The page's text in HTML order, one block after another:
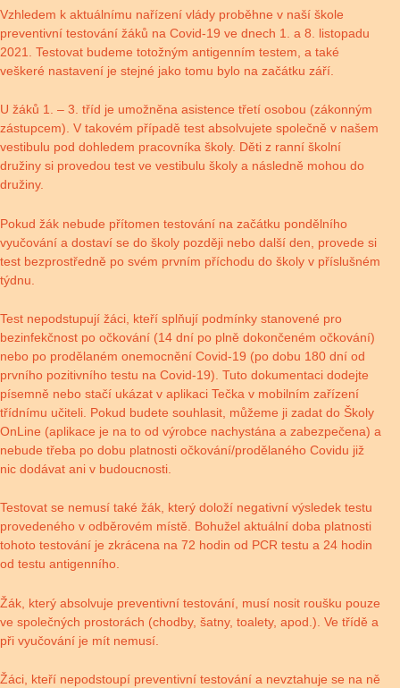
Vzhledem k aktuálnímu nařízení vlády proběhne v naší škole
preventivní testování žáků na Covid-19 ve dnech 1. a 8. listopadu
2021. Testovat budeme totožným antigenním testem, a také
veškeré nastavení je stejné jako tomu bylo na začátku září.
U žáků 1. – 3. tříd je umožněna asistence třetí osobou (zákonným
zástupcem). V takovém případě test absolvujete společně v našem
vestibulu pod dohledem pracovníka školy. Děti z ranní školní
družiny si provedou test ve vestibulu školy a následně mohou do
družiny.
Pokud žák nebude přítomen testování na začátku pondělního
vyučování a dostaví se do školy později nebo další den, provede si
test bezprostředně po svém prvním příchodu do školy v příslušném
týdnu.
Test nepodstupují žáci, kteří splňují podmínky stanovené pro
bezinfekčnost po očkování (14 dní po plně dokončeném očkování)
nebo po prodělaném onemocnění Covid-19 (po dobu 180 dní od
prvního pozitivního testu na Covid-19). Tuto dokumentaci dodejte
písemně nebo stačí ukázat v aplikaci Tečka v mobilním zařízení
třídnímu učiteli. Pokud budete souhlasit, můžeme ji zadat do Školy
OnLine (aplikace je na to od výrobce nachystána a zabezpečena) a
nebude třeba po dobu platnosti očkování/prodělaného Covidu již
nic dodávat ani v budoucnosti.
Testovat se nemusí také žák, který doloží negativní výsledek testu
provedeného v odběrovém místě. Bohužel aktuální doba platnosti
tohoto testování je zkrácena na 72 hodin od PCR testu a 24 hodin
od testu antigenního.
Žák, který absolvuje preventivní testování, musí nosit roušku pouze
ve společných prostorách (chodby, šatny, toalety, apod.). Ve třídě a
při vyučování je mít nemusí.
Žáci, kteří nepodstoupí preventivní testování a nevztahuje se na ně